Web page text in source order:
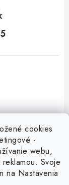
cookies
-
webu,
Svoje
na Nastavenia